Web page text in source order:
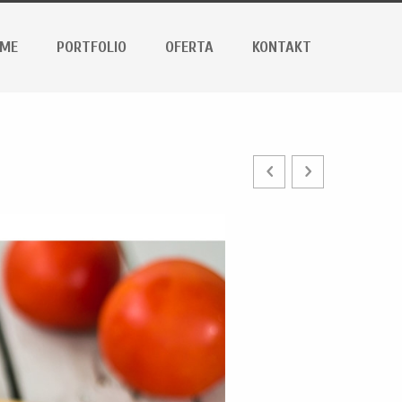
PORTFOLIO OFERTA KONTAKT